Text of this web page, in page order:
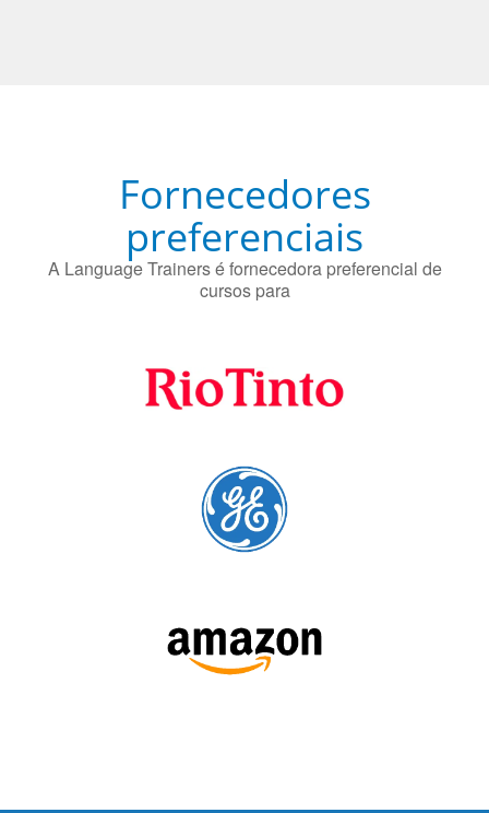
Fornecedores
preferenciais
A Language Trainers é fornecedora preferencial de
cursos para